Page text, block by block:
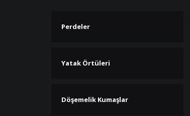
Perdeler
Yatak Örtüleri
Döşemelik Kumaşlar